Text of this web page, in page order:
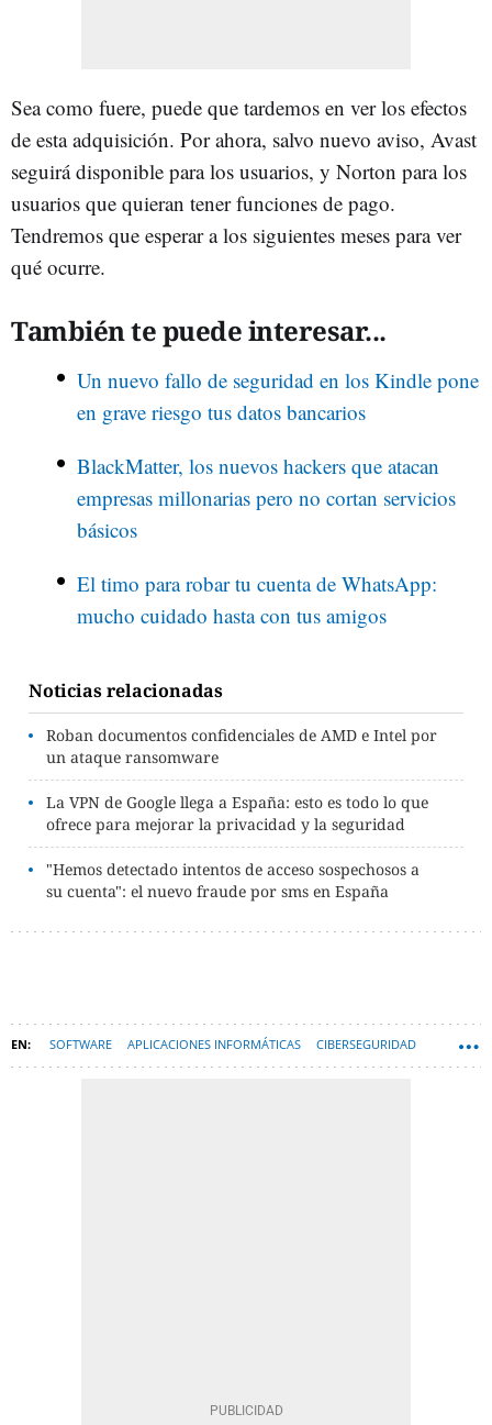
Sea como fuere, puede que tardemos en ver los efectos
de esta adquisición. Por ahora, salvo nuevo aviso, Avast
seguirá disponible para los usuarios, y Norton para los
usuarios que quieran tener funciones de pago.
Tendremos que esperar a los siguientes meses para ver
qué ocurre.
También te puede interesar...
Un nuevo fallo de seguridad en los Kindle pone
en grave riesgo tus datos bancarios
BlackMatter, los nuevos hackers que atacan
empresas millonarias pero no cortan servicios
básicos
El timo para robar tu cuenta de WhatsApp:
mucho cuidado hasta con tus amigos
Noticias relacionadas
Roban documentos confidenciales de AMD e Intel por
un ataque ransomware
La VPN de Google llega a España: esto es todo lo que
ofrece para mejorar la privacidad y la seguridad
"Hemos detectado intentos de acceso sospechosos a
su cuenta": el nuevo fraude por sms en España
SOFTWARE APLICACIONES INFORMÁTICAS CIBERSEGURIDAD